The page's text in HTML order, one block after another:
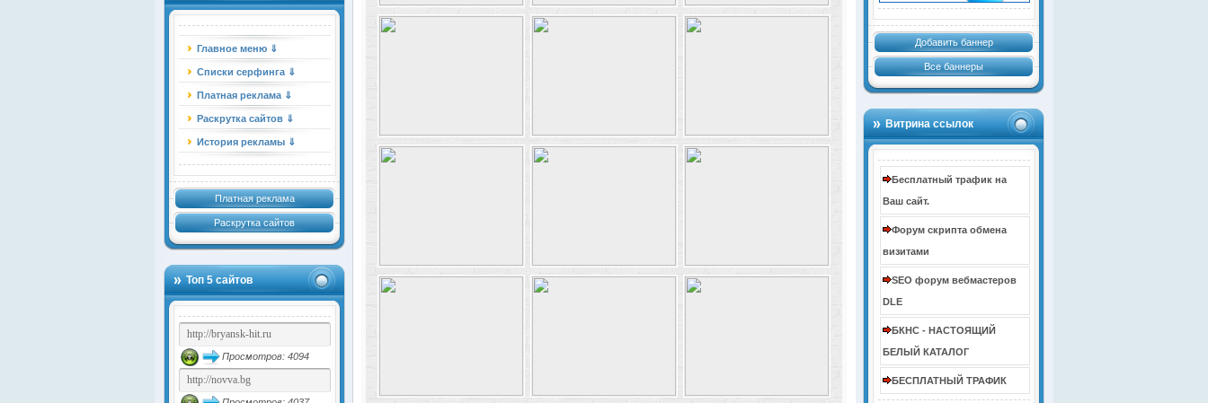
Главное меню ⇓
Списки серфинга ⇓
Платная реклама ⇓
Раскрутка сайтов ⇓
История рекламы ⇓
Платная реклама
Раскрутка сайтов
Топ 5 сайтов
Просмотров: 4094
Добавить баннер
Все баннеры
Витрина ссылок
Бесплатный трафик на
Ваш сайт.
Форум скрипта обмена
визитами
SEO форум вебмастеров
DLE
БКНС - НАСТОЯЩИЙ
БЕЛЫЙ КАТАЛОГ
БЕСПЛАТНЫЙ ТРАФИК